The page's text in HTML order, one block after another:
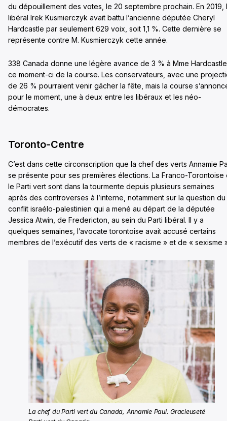
du dépouillement des votes, le 20 septembre prochain. En 2019,
libéral Irek Kusmierczyk avait battu l’ancienne députée Cheryl
Hardcastle par seulement 629 voix, soit 1,1 %. Cette dernière se
représente contre M. Kusmierczyk cette année.
338 Canada donne une légère avance de 3 % à Mme
ce moment-ci de la course. Les conservateurs, avec une
de 26 % pourraient venir gâcher la fête, mais la course
pour le moment, une à deux entre les libéraux et les néo-
démocrates.
Toronto-Centre
C’est dans cette circonscription que la chef des verts Annamie
se présente pour ses premières élections. La Franco-Torontoise
le Parti vert sont dans la tourmente depuis plusieurs semaines
après des controverses à l’interne, notamment sur la question du
conflit israélo-palestinien qui a mené au départ de la députée
Jessica Atwin, de Fredericton, au sein du Parti libéral. Il y a
quelques semaines, l’avocate torontoise avait accusé certains
membres de l’exécutif des verts de « racisme » et de « sexisme
La chef du Parti vert du Canada, Annamie Paul. Gracieuseté